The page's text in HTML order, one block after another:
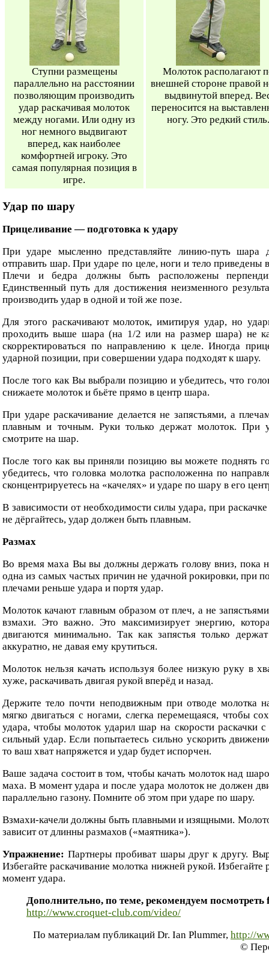
Ступни размещены
параллельно на расстоянии
позволяющим производить
удар раскачивая молоток
между ногами. Или одну из
ног немного выдвигают
вперед, как наиболее
комфортней игроку. Это
самая популярная позиция в
игре.
Молоток располагают
внешней стороне правой
выдвинутой вперед.
переносится на
ногу. Это редкий стиль.
Удар по шару
Прицеливание — подготовка к удару
При ударе мысленно представляйте линию-путь шара
отправить шар. При ударе по целе, ноги и тело приведены
Плечи и бедра должны быть расположены
Единственный путь для достижения неизменного
производить удар в одной и той же позе.
Для этого раскачивают молоток, имитируя удар, но
проходить выше шара (на 1/2 или на размер шара) не
скорректироваться по направлению к целе. Иногда
ударной позиции, при совершении удара подходят к шару.
После того как Вы выбрали позицию и убедитесь, что
снижаете молоток и бьёте прямо в центр шара.
При ударе раскачивание делается не запястьями, а
плавным и точным. Руки только держат молоток. При
смотрите на шар.
После того как вы приняли позицию вы можете поднять
убедитесь, что головка молотка расположенна по
сконцентрируетесь на «качелях» и ударе по шару в его
В зависимости от необходимости силы удара, при
не дёргайтесь, удар должен быть плавным.
Размах
Во время маха Вы вы должны держать голову вниз, пока
одна из самых частых причин не удачной рокировки, при
плечами реньше удара и портя удар.
Молоток качают главным образом от плеч, а не
взмахи. Это важно. Это максимизирует энергию,
двигаются минимально. Так как запястья только
аккуратно, не давая ему крутиться.
Молоток нельзя качать используя более низкую руку в
хуже, раскачивать двигая рукой вперёд и назад.
Держите тело почти неподвижным при отводе молотка
мягко двигаться с ногами, слегка перемещаяся, чтобы
удара, чтобы молоток ударил шар на скорости раскачки
сильный удар. Если попытаетесь сильно ускорить
то ваш хват напряжется и удар будет испорчен.
Ваше задача состоит в том, чтобы качать молоток над
маха. В момент удара и после удара молоток не должен
параллельно газону. Помните об этом при ударе по шару.
Взмахи-качели должны быть плавными и изящными.
зависит от длинны размахов («маятника»).
Упражнение: Партнеры пробиват шары друг к другу.
Избегайте раскачивание молотка нижней рукой. Избегайте
момент удара.
Дополнительно, по теме, рекомендуем
http://www.croquet-club.com/video/
По материалам публикаций Dr. Ian Plummer, http://
©